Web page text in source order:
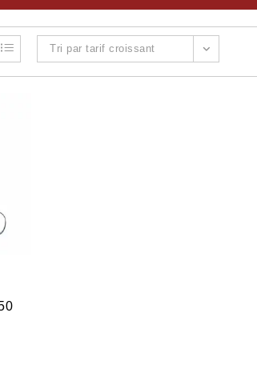
Tri par tarif croissant